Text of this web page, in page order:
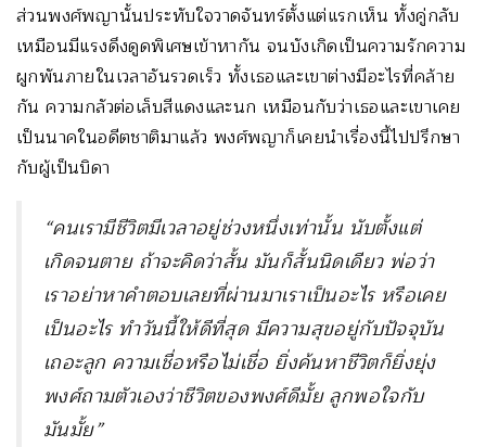
ส่วนพงศ์พญานั้นประทับใจวาดจันทร์ตั้งแต่แรกเห็น ทั้งคู่กลับ
เหมือนมีแรงดึงดูดพิเศษเข้าหากัน จนบังเกิดเป็นความรักความ
ผูกพันภายในเวลาอันรวดเร็ว ทั้งเธอและเขาต่างมีอะไรที่คล้าย
กัน ความกลัวต่อเล็บสีแดงและนก เหมือนกับว่าเธอและเขาเคย
เป็นนาคในอดีตชาติมาแล้ว พงศ์พญาก็เคยนำเรื่องนี้ไปปรึกษา
กับผู้เป็นบิดา
“คนเรามีชีวิตมีเวลาอยู่ช่วงหนึ่งเท่านั้น นับตั้งแต่
เกิดจนตาย ถ้าจะคิดว่าสั้น มันก็สั้นนิดเดียว พ่อว่า
เราอย่าหาคำตอบเลยที่ผ่านมาเราเป็นอะไร หรือเคย
เป็นอะไร ทำวันนี้ให้ดีที่สุด มีความสุขอยู่กับปัจจุบัน
เถอะลูก ความเชื่อหรือไม่เชื่อ ยิ่งค้นหาชีวิตก็ยิ่งยุ่ง
พงศ์ถามตัวเองว่าชีวิตของพงศ์ดีมั้ย ลูกพอใจกับ
มันมั้ย”